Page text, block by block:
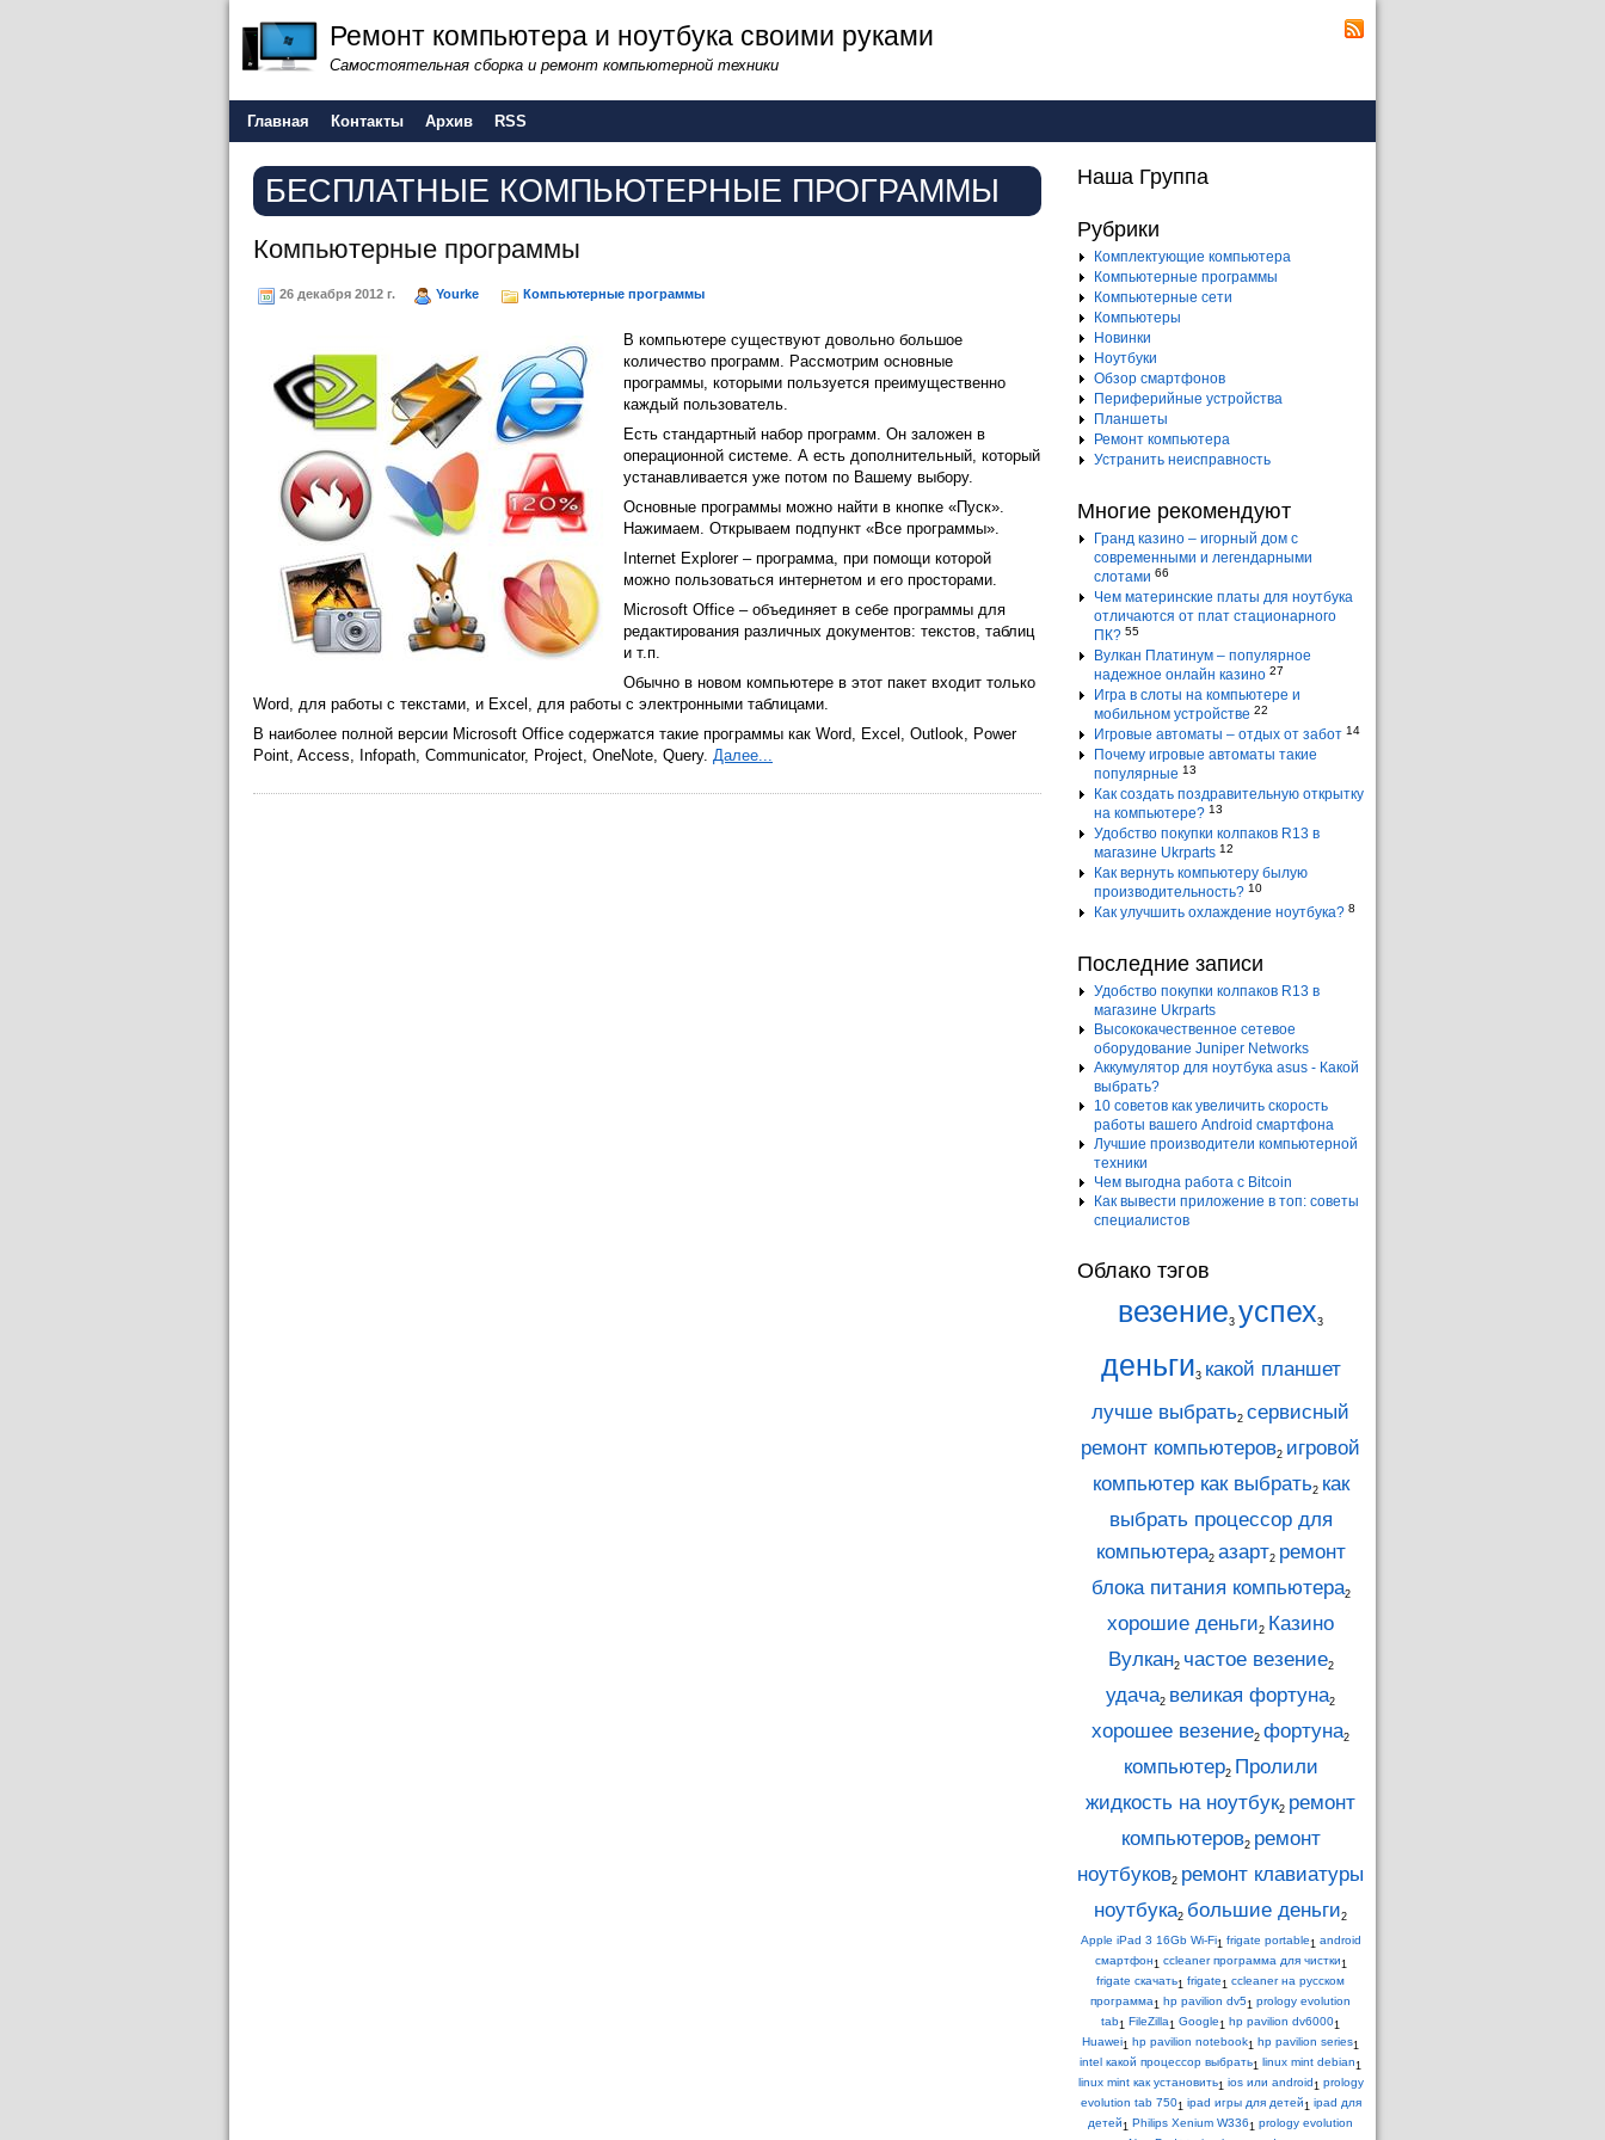
Ремонт компьютера и ноутбука своими руками
Самостоятельная сборка и ремонт компьютерной техники
Главная Контакты Архив RSS
БЕСПЛАТНЫЕ КОМПЬЮТЕРНЫЕ ПРОГРАММЫ
Компьютерные программы
26 декабря 2012 г. Yourke Компьютерные программы
В компьютере существуют довольно большое
количество программ. Рассмотрим основные
программы, которыми пользуется преимущественно
каждый пользователь.
Есть стандартный набор программ. Он заложен в
операционной системе. А есть дополнительный, который
устанавливается уже потом по Вашему выбору.
Основные программы можно найти в кнопке «Пуск».
Нажимаем. Открываем подпункт «Все программы».
Internet Explorer – программа, при помощи которой
можно пользоваться интернетом и его просторами.
Microsoft Office – объединяет в себе программы для
редактирования различных документов: текстов, таблиц
и т.п.
Обычно в новом компьютере в этот пакет входит только
Word, для работы с текстами, и Excel, для работы с электронными таблицами.
В наиболее полной версии Microsoft Office содержатся такие программы как Word, Excel, Outlook, Power
Point, Access, Infopath, Communicator, Project, OneNote, Query. Далее...
Наша Группа
Рубрики
Комплектующие компьютера
Компьютерные программы
Компьютерные сети
Компьютеры
Новинки
Ноутбуки
Обзор смартфонов
Периферийные устройства
Планшеты
Ремонт компьютера
Устранить неисправность
Многие рекомендуют
Гранд казино – игорный дом с
современными и легендарными
слотами 66
Чем материнские платы для ноутбука
отличаются от плат стационарного
ПК? 55
Вулкан Платинум – популярное
надежное онлайн казино 27
Игра в слоты на компьютере и
мобильном устройстве 22
Игровые автоматы – отдых от забот 14
Почему игровые автоматы такие
популярные 13
Как создать поздравительную открытку
на компьютере? 13
Удобство покупки колпаков R13 в
магазине Ukrparts 12
Как вернуть компьютеру былую
производительность? 10
Как улучшить охлаждение ноутбука? 8
Последние записи
Удобство покупки колпаков R13 в
магазине Ukrparts
Высококачественное сетевое
оборудование Juniper Networks
Аккумулятор для ноутбука asus - Какой
выбрать?
10 советов как увеличить скорость
работы вашего Android смартфона
Лучшие производители компьютерной
техники
Чем выгодна работа с Bitcoin
Как вывести приложение в топ: советы
специалистов
Облако тэгов
везение3 успех3
деньги3 какой планшет
лучше выбрать2 сервисный
ремонт компьютеров2 игровой
компьютер как выбрать2 как
выбрать процессор для
компьютера2 азарт2 ремонт
блока питания компьютера2
хорошие деньги2 Казино
Вулкан2 частое везение2
удача2 великая фортуна2
хорошее везение2 фортуна2
компьютер2 Пролили
жидкость на ноутбук2 ремонт
компьютеров2 ремонт
ноутбуков2 ремонт клавиатуры
ноутбука2 большие деньги2
Apple iPad 3 16Gb Wi-Fi1 frigate portable1 android
смартфон1 ccleaner программа для чистки1
frigate скачать1 frigate1 ccleaner на русском
программа1 hp pavilion dv51 prology evolution
tab1 FileZilla1 Google1 hp pavilion dv60001
Huawei1 hp pavilion notebook1 hp pavilion series1
intel какой процессор выбрать1 linux mint debian1
linux mint как установить1 ios или android1 prology
evolution tab 7501 ipad игры для детей1 ipad для
детей1 Philips Xenium W3361 prology evolution